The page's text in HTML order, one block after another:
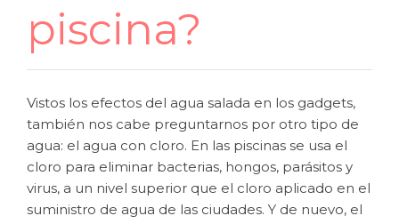
piscina?
Vistos los efectos del agua salada en los gadgets,
también nos cabe preguntarnos por otro tipo de
agua: el agua con cloro. En las piscinas se usa el
cloro para eliminar bacterias, hongos, parásitos y
virus, a un nivel superior que el cloro aplicado en el
suministro de agua de las ciudades. Y de nuevo, el